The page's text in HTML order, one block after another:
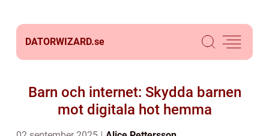
DATORWIZARD.se
Barn och internet: Skydda barnen
mot digitala hot hemma